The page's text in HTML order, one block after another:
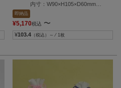
内寸：W90×H105×D60mm
外寸：W90×H145×D60mm
即納品
¥5,170税込 〜
¥103.4 （税込）～ ⁄ 1枚